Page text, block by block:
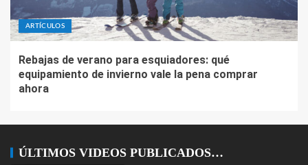
ARTÍCULOS
Rebajas de verano para esquiadores: qué
equipamiento de invierno vale la pena comprar
ahora
ÚLTIMOS VIDEOS PUBLICADOS…